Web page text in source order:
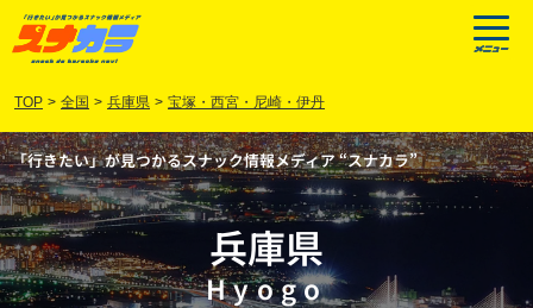
TOP > 全国 > 兵庫県 > 宝塚・西宮・尼崎・伊丹
「行きたい」が見つかるスナック情報メディア “スナカラ”
兵庫県
Hyogo